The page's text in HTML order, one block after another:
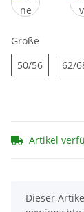
Größe
50/5650/5662/
Artikel
x
Dieser